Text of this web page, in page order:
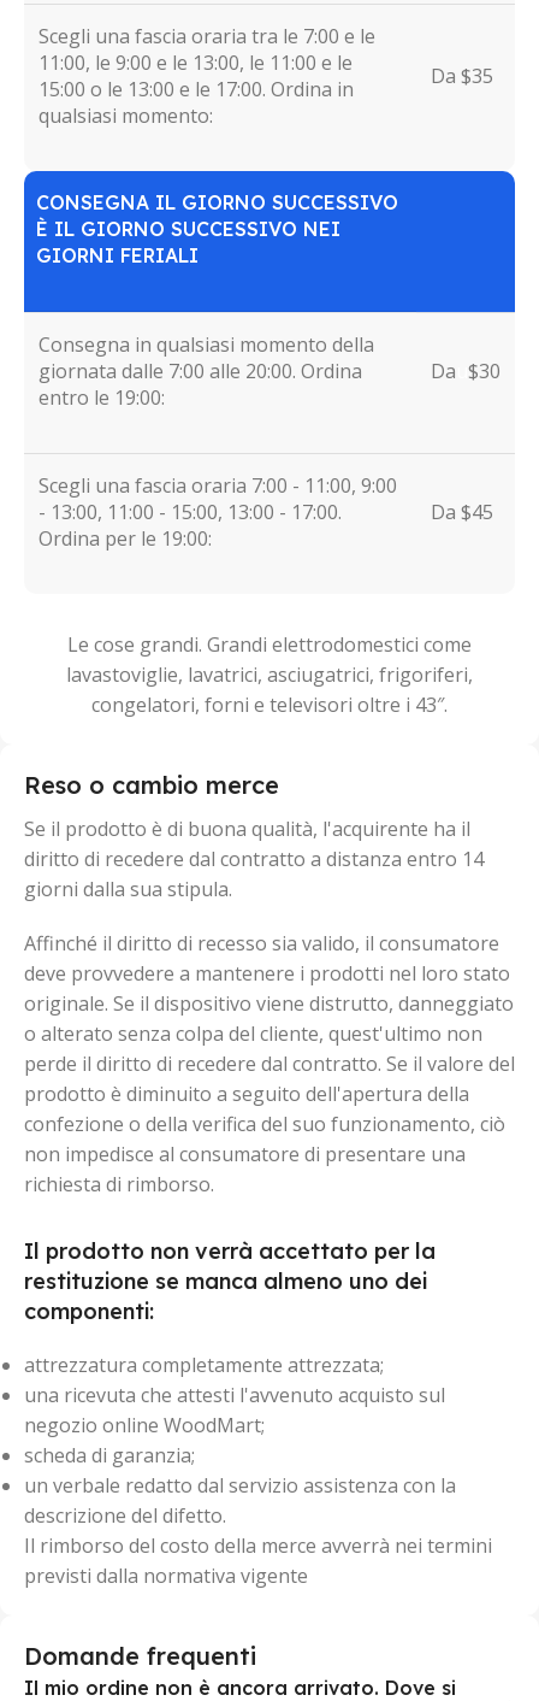
Scegli una fascia oraria tra le 7:00 e le
11:00, le 9:00 e le 13:00, le 11:00 e le
15:00 o le 13:00 e le 17:00. Ordina in
qualsiasi momento:
Da $35
CONSEGNA IL GIORNO SUCCESSIVO
È IL GIORNO SUCCESSIVO NEI
GIORNI FERIALI
Consegna in qualsiasi momento della
giornata dalle 7:00 alle 20:00. Ordina
entro le 19:00:
Da $30
Scegli una fascia oraria 7:00 - 11:00, 9:00
- 13:00, 11:00 - 15:00, 13:00 - 17:00.
Ordina per le 19:00:
Da $45
Le cose grandi. Grandi elettrodomestici come
lavastoviglie, lavatrici, asciugatrici, frigoriferi,
congelatori, forni e televisori oltre i 43″.
Reso o cambio merce
Se il prodotto è di buona qualità, l'acquirente ha il
diritto di recedere dal contratto a distanza entro 14
giorni dalla sua stipula.
Affinché il diritto di recesso sia valido, il consumatore
deve provvedere a mantenere i prodotti nel loro stato
originale. Se il dispositivo viene distrutto, danneggiato
o alterato senza colpa del cliente, quest'ultimo non
perde il diritto di recedere dal contratto. Se il valore del
prodotto è diminuito a seguito dell'apertura della
confezione o della verifica del suo funzionamento, ciò
non impedisce al consumatore di presentare una
richiesta di rimborso.
Il prodotto non verrà accettato per la
restituzione se manca almeno uno dei
componenti:
attrezzatura completamente attrezzata;
una ricevuta che attesti l'avvenuto acquisto sul
negozio online WoodMart;
scheda di garanzia;
un verbale redatto dal servizio assistenza con la
descrizione del difetto.
Il rimborso del costo della merce avverrà nei termini
previsti dalla normativa vigente
Domande frequenti
Il mio ordine non è ancora arrivato. Dove si